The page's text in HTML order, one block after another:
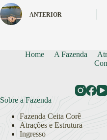
ANTERIOR
Home A Fazenda
Sobre a Fazenda
Fazenda Ceita Corê
Atrações e Estrutura
Ingresso